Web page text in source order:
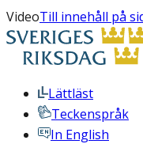
VideoTill innehåll på
Lättläst
Teckenspråk
In English